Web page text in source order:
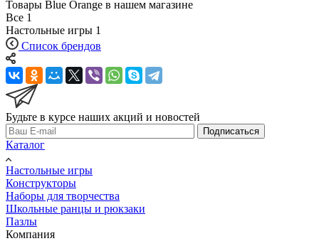
Товары Blue Orange в нашем магазине
Все 1
Настольные игры 1
Список брендов
Будьте в курсе наших акций и новостей
Подписаться
Каталог
Настольные игры
Конструкторы
Наборы для творчества
Школьные ранцы и рюкзаки
Пазлы
Компания